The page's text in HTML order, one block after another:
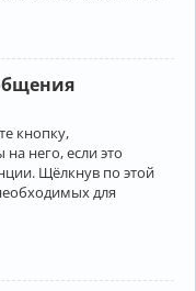
кнопку,
него, если это
Щёлкнув по этой
для